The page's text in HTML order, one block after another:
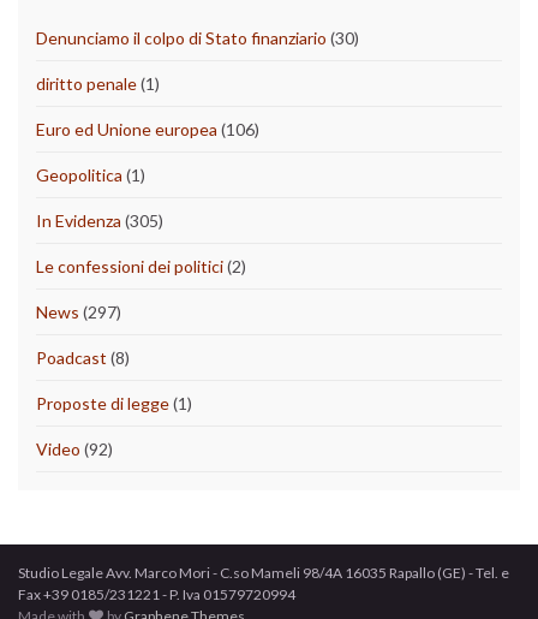
Denunciamo il colpo di Stato finanziario (30)
diritto penale(1)
Euro ed Unione europea (106)
Geopolitica (1)
In Evidenza (305)
Le confessioni dei politici(2)
News (297)
Poadcast (8)
Proposte di legge(1)
Video (92)
Studio Legale Avv. Marco Mori - C.so Mameli 98/4A 16035 Rapallo (GE) - Tel. e
Fax +39 0185/231221 - P. Iva 01579720994